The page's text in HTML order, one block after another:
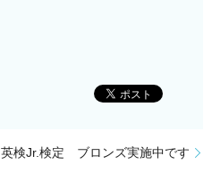
英検Jr.検定 ブロンズ実施中です